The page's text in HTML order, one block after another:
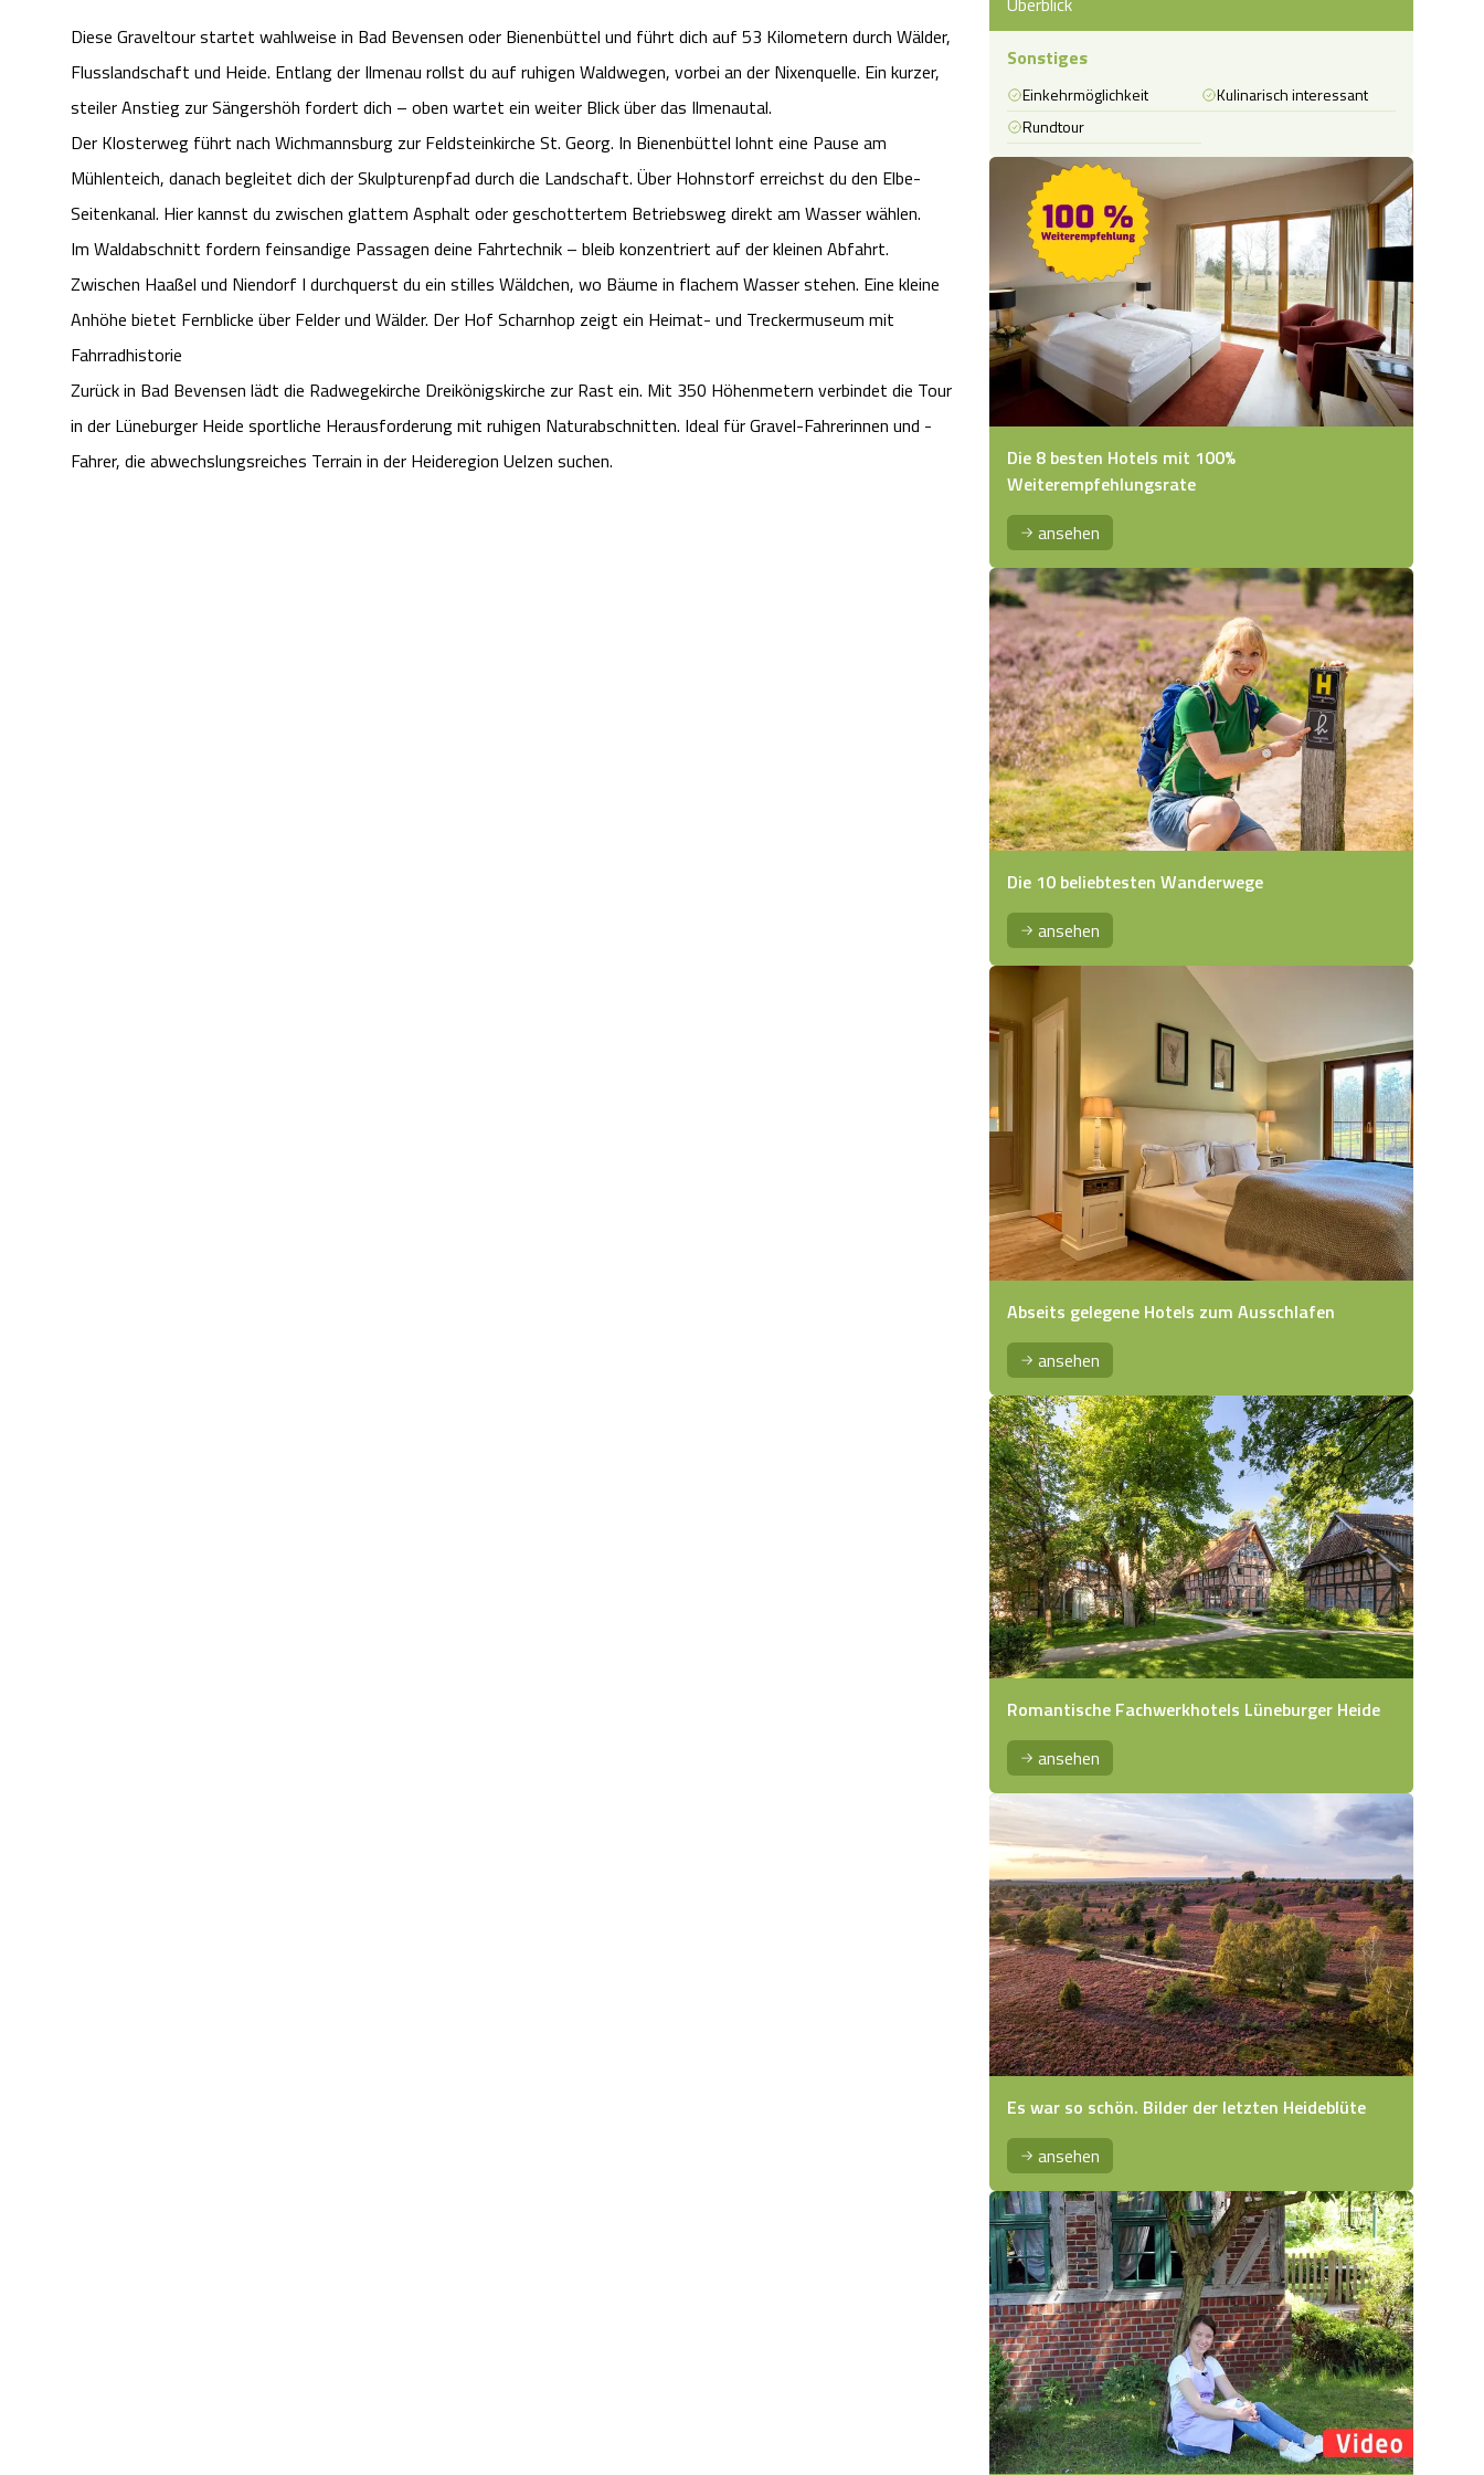
Diese Graveltour startet wahlweise in Bad Bevensen oder Bienenbüttel und führt dich auf 53 Kilometern durch Wälder,
Flusslandschaft und Heide. Entlang der Ilmenau rollst du auf ruhigen Waldwegen, vorbei an der Nixenquelle. Ein kurzer,
steiler Anstieg zur Sängershöh fordert dich – oben wartet ein weiter Blick über das Ilmenautal.
Der Klosterweg führt nach Wichmannsburg zur Feldsteinkirche St. Georg. In Bienenbüttel lohnt eine Pause am
Mühlenteich, danach begleitet dich der Skulpturenpfad durch die Landschaft. Über Hohnstorf erreichst du den Elbe-
Seitenkanal. Hier kannst du zwischen glattem Asphalt oder geschottertem Betriebsweg direkt am Wasser wählen.
Im Waldabschnitt fordern feinsandige Passagen deine Fahrtechnik – bleib konzentriert auf der kleinen Abfahrt.
Zwischen Haaßel und Niendorf I durchquerst du ein stilles Wäldchen, wo Bäume in flachem Wasser stehen. Eine kleine
Anhöhe bietet Fernblicke über Felder und Wälder. Der Hof Scharnhop zeigt ein Heimat- und Treckermuseum mit
Fahrradhistorie
Zurück in Bad Bevensen lädt die Radwegekirche Dreikönigskirche zur Rast ein. Mit 350 Höhenmetern verbindet die Tour
in der Lüneburger Heide sportliche Herausforderung mit ruhigen Naturabschnitten. Ideal für Gravel-Fahrerinnen und -
Fahrer, die abwechslungsreiches Terrain in der Heideregion Uelzen suchen.
Sonstiges
Einkehrmöglichkeit
Kulinarisch interessant
Rundtour
Die 8 besten Hotels mit 100%
Weiterempfehlungsrate
ansehen
Die 10 beliebtesten Wanderwege
ansehen
Abseits gelegene Hotels zum Ausschlafen
ansehen
Romantische Fachwerkhotels Lüneburger Heide
ansehen
Es war so schön. Bilder der letzten Heideblüte
ansehen